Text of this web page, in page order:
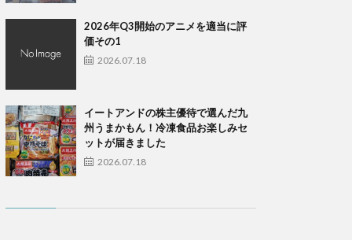
2026年Q3開始のアニメを適当に評
価その1
2026.07.18
イートアンドの株主優待で選んだ九
州うまかもん！冷凍食品お楽しみセ
ットが届きました
2026.07.18